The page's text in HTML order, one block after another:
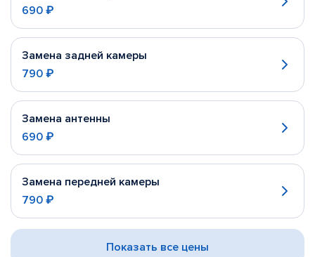
690 ₽
Замена задней камеры
790 ₽
Замена антенны
690 ₽
Замена передней камеры
790 ₽
Показать все цены